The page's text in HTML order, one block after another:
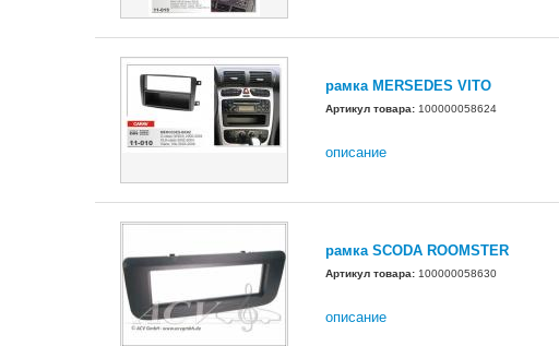
рамка MERSEDES VITO
Артикул товара: 100000058624
описание
рамка SCODA ROOMSTER
Артикул товара: 100000058630
описание